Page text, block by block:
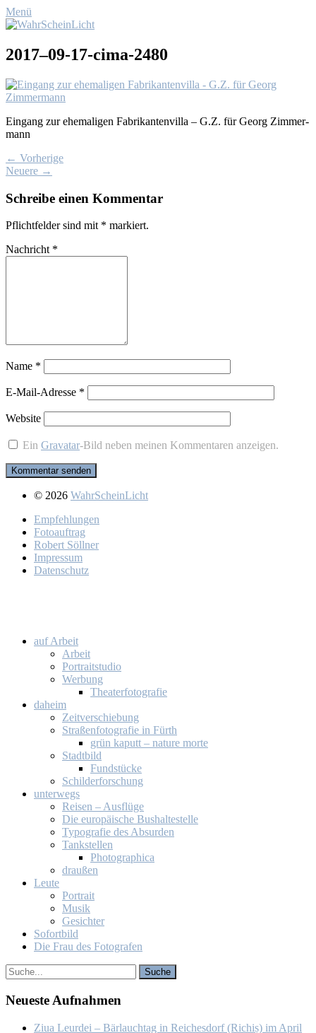
Menü
2017–09-17-cima-2480
Ein­gang zur ehe­ma­li­gen Fa­bri­kan­ten­vil­la – G.Z. für Ge­org Zim­mer­
mann
← Vorherige
Neuere →
Schreibe einen Kommentar
Pflichtfelder sind mit * markiert.
Nachricht *
Name *
E-Mail-Adresse *
Website
EinGravatar-Bild neben meinen Kommentaren anzeigen.
© 2026 WahrScheinLicht
Emp­feh­lun­gen
Fo­to­auf­trag
Ro­bert Söll­ner
Im­pres­sum
Da­ten­schutz
auf Ar­beit
Ar­beit
Por­trait­stu­dio
Wer­bung
Thea­ter­fo­to­gra­fie
da­heim
Zeit­ver­schie­bung
Stra­ßen­fo­to­gra­fie in Fürth
grün ka­putt – na­tu­re mor­te
Stadt­bild
Fund­stü­cke
Schil­der­for­schung
un­ter­wegs
Rei­sen – Aus­flü­ge
Die eu­ro­päi­sche Bus­hal­te­stel­le
Ty­po­gra­fie des Ab­sur­den
Tank­stel­len
Pho­to­gra­phi­ca
drau­ßen
Leu­te
Por­trait
Mu­sik
Ge­sich­ter
So­fort­bild
Die Frau des Fo­to­gra­fen
Neu­es­te Auf­nah­men
Ziua Leur­dei – Bär­lauch­tag in Rei­ches­dorf (Ri­chiș) im April